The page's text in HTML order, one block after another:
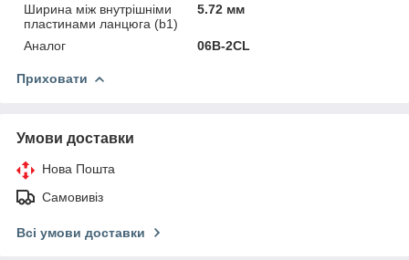
Ширина між внутрішніми
пластинами ланцюга (b1)
5.72 мм
Аналог 06B-2CL
Приховати
Умови доставки
Нова Пошта
Самовивіз
Всі умови доставки